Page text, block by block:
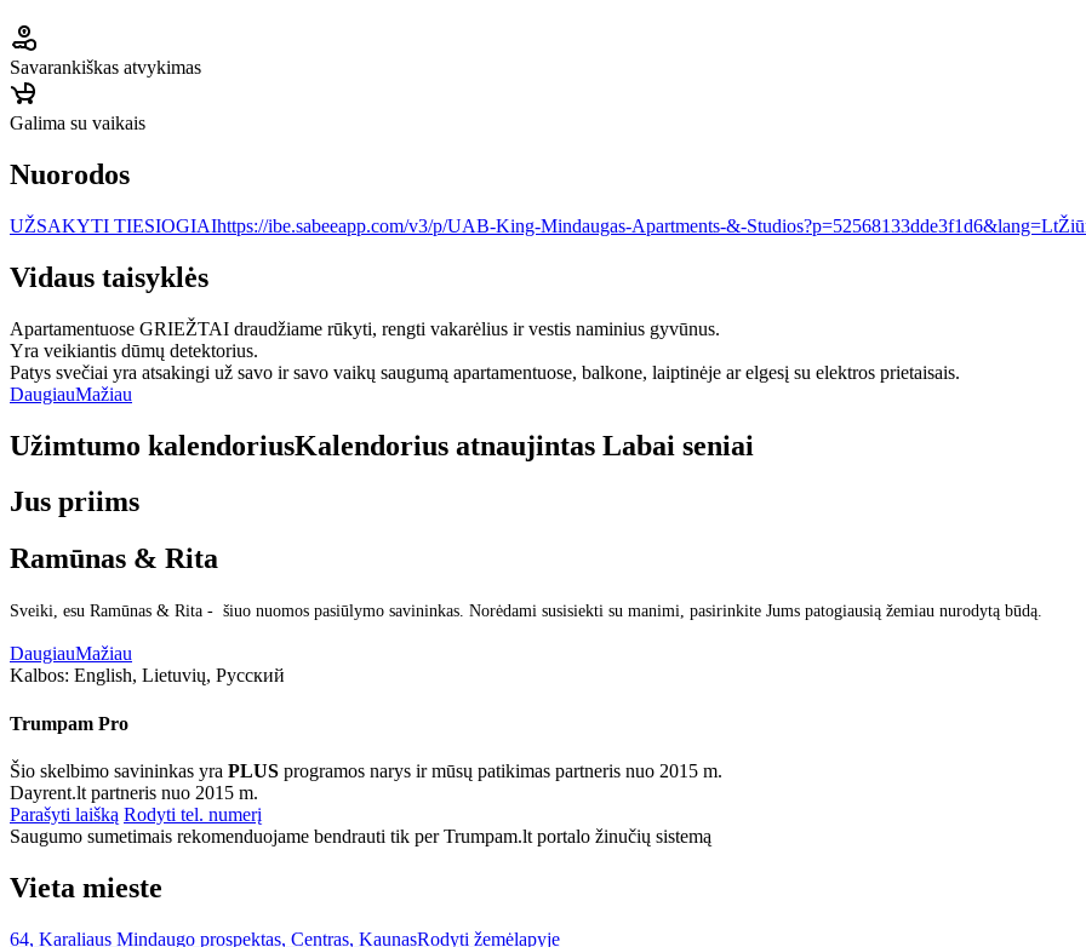
Savarankiškas atvykimas
Galima su vaikais
Nuorodos
UŽSAKYTI TIESIOGIAIhttps://ibe.sabeeapp.com/v3/p/UAB-King-Mindaugas-Apartments-&-Studios?p=52568133dde3f1d6&lang=Lt
Vidaus taisyklės
Apartamentuose GRIEŽTAI draudžiame rūkyti, rengti vakarėlius ir vestis naminius gyvūnus.
Yra veikiantis dūmų detektorius.
Patys svečiai yra atsakingi už savo ir savo vaikų saugumą apartamentuose, balkone, laiptinėje ar elgesį su elektros prietaisais.
DaugiauMažiau
Užimtumo kalendoriusKalendorius atnaujintas Labai seniai
Jus priims
Ramūnas & Rita
Sveiki, esu Ramūnas & Rita - šiuo nuomos pasiūlymo savininkas. Norėdami susisiekti su manimi, pasirinkite Jums patogiausią žemiau nurodytą būdą.
DaugiauMažiau
Kalbos: English, Lietuvių, Русский
Trumpam Pro
Šio skelbimo savininkas yra PLUS programos narys ir mūsų patikimas partneris nuo 2015 m.
Dayrent.lt partneris nuo 2015 m.
Parašyti laišką Rodyti tel. numerį
Saugumo sumetimais rekomenduojame bendrauti tik per Trumpam.lt portalo žinučių sistemą
Vieta mieste
64, Karaliaus Mindaugo prospektas, Centras, KaunasRodyti žemėlapyje